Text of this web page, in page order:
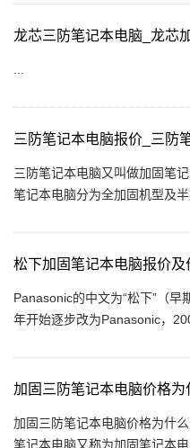
寸）、不同品牌（神基 / 松下 /
龙芯三防笔记本电脑_龙芯
...
三防笔记本电脑报价_三防
三防笔记本电脑又叫做加固笔
笔记本电脑分为全加固机型及
当然价格较贵。而半加固类型
松下加固笔记本电脑报价及
Panasonic的中文为“松下”（早
年开始逐步改为Panasonic，
社自1918年松下幸之助创业...
加固三防笔记本电脑价格为
加固三防笔记本电脑价格为什么这么高
笔记本电脑又称为加固笔记本